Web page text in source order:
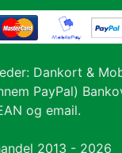
Dankort &
PayPal)
og email.
2013 - 2026